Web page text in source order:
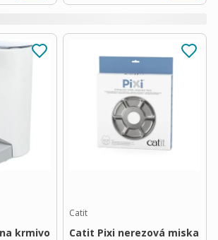
krmivo
Catit
Catit Pixi nerezová miska